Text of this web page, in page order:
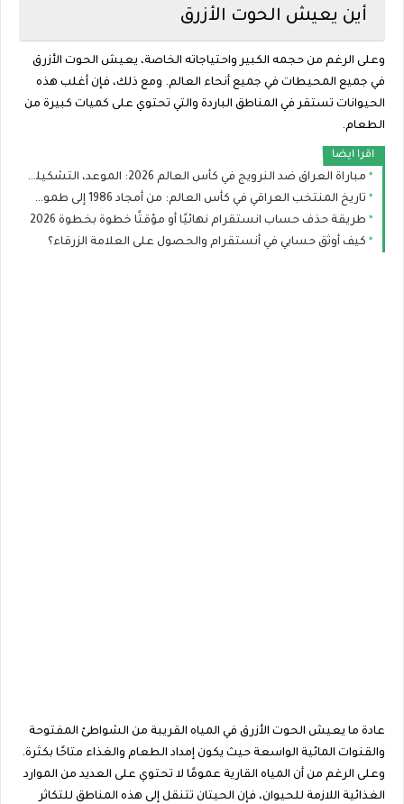
أين يعيش الحوت الأزرق
وعلى الرغم من حجمه الكبير واحتياجاته الخاصة، يعيش الحوت الأزرق
في جميع المحيطات في جميع أنحاء العالم. ومع ذلك، فإن أغلب هذه
الحيوانات تستقر في المناطق الباردة والتي تحتوي على كميات كبيرة من
الطعام.
اقرا ايضا
مباراة العراق ضد النرويج في كأس العالم 2026: الموعد، التشكيلة المتوقعة والقنوات الناقلة
تاريخ المنتخب العراقي في كأس العالم: من أمجاد 1986 إلى طموح مونديال 2026
طريقة حذف حساب انستقرام نهائيًا أو مؤقتًا خطوة بخطوة 2026
كيف أوثق حسابي في أنستقرام والحصول على العلامة الزرقاء؟
عادة ما يعيش الحوت الأزرق في المياه القريبة من الشواطئ المفتوحة
والقنوات المائية الواسعة حيث يكون إمداد الطعام والغذاء متاحًا بكثرة.
وعلى الرغم من أن المياه القارية عمومًا لا تحتوي على العديد من الموارد
الغذائية اللازمة للحيوان، فإن الحيتان تتنقل إلى هذه المناطق للتكاثر